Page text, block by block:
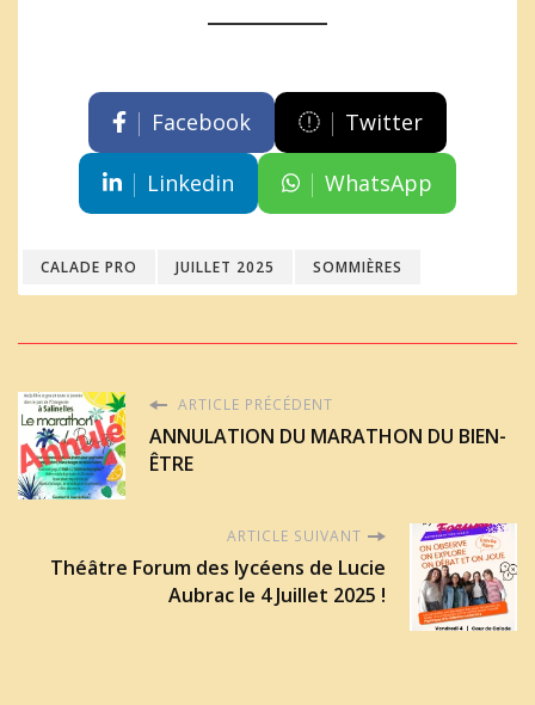
Facebook Twitter
Linkedin WhatsApp
CALADE PRO JUILLET 2025 SOMMIÈRES
ARTICLE PRÉCÉDENT
ANNULATION DU MARATHON DU BIEN-
ÊTRE
ARTICLE SUIVANT
Théâtre Forum des lycéens de Lucie
Aubrac le 4 Juillet 2025 !